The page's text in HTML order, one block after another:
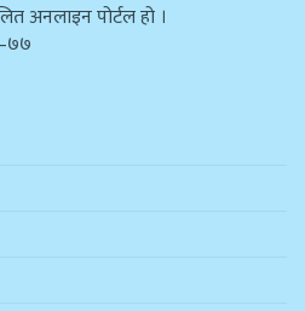
अनलाइन पोर्टल हो ।